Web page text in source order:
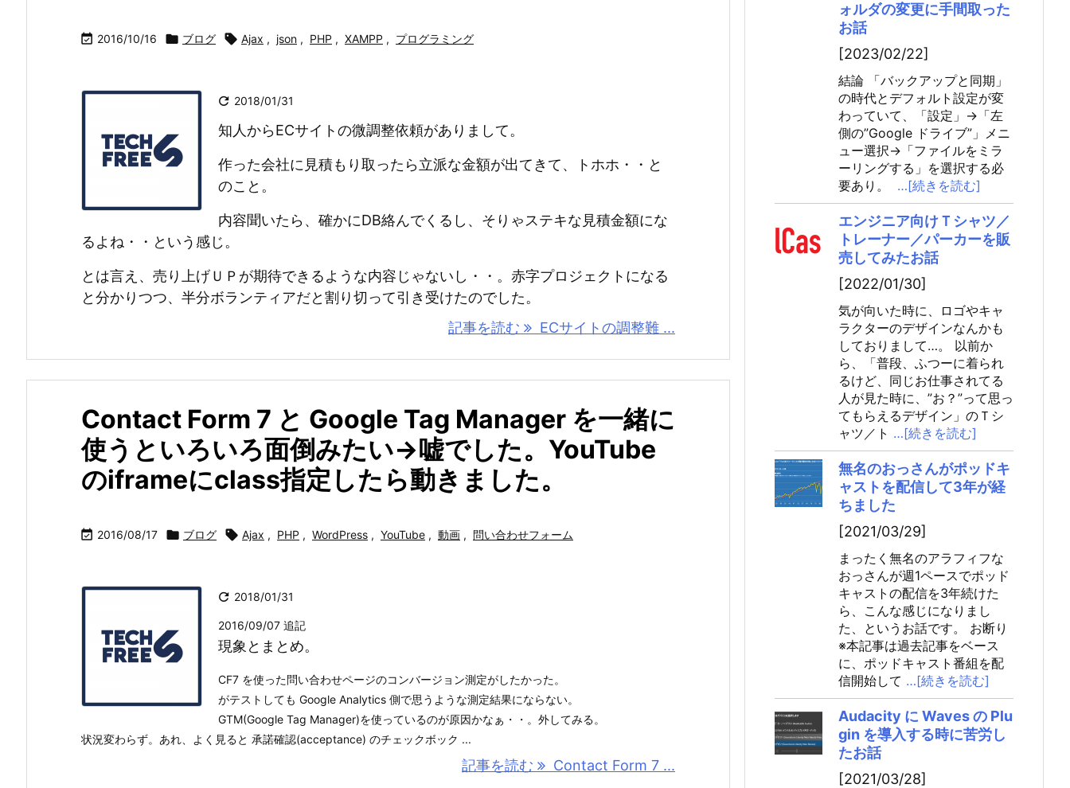
 2016/10/16  ブログ  Ajax , json , PHP , XAMPP , プログラミング
 2018/01/31
知人からECサイトの微調整依頼がありまして。
作った会社に見積もり取ったら立派な金額が出てきて、トホホ・・と
のこと。
内容聞いたら、確かにDB絡んでくるし、そりゃステキな見積金額にな
るよね・・という感じ。
とは言え、売り上げＵＰが期待できるような内容じゃないし・・。赤字プロジェクトになる
と分かりつつ、半分ボランティアだと割り切って引き受けたのでした。
記事を読む
ECサイトの調整難 ...
Contact Form 7 と Google Tag Manager を一緒に
使うといろいろ面倒みたい→嘘でした。YouTube
のiframeにclass指定したら動きました。
 2016/08/17  ブログ  Ajax , PHP , WordPress , YouTube , 動画 , 問い合わせフォーム
 2018/01/31
2016/09/07 追記
現象とまとめ。
CF7 を使った問い合わせページのコンバージョン測定がしたかった。
がテストしても Google Analytics 側で思うような測定結果にならない。
GTM(Google Tag Manager)を使っているのが原因かなぁ・・。外してみる。
状況変わらず。あれ、よく見ると 承諾確認(acceptance) のチェックボック ...
記事を読む Contact Form 7 ...
ォルダの変更に手間取った
お話
[2023/02/22]
結論 「バックアップと同期」
の時代とデフォルト設定が変
わっていて、「設定」→「左
側の”Google ドライブ”」メニ
ュー選択→「ファイルをミラ
ーリングする」を選択する必
要あり。
…[続きを読む]
エンジニア向けＴシャツ／
トレーナー／パーカーを販
売してみたお話
[2022/01/30]
気が向いた時に、ロゴやキャ
ラクターのデザインなんかも
しておりまして…。 以前か
ら、「普段、ふつーに着られ
るけど、同じお仕事されてる
人が見た時に、”お？”って思っ
てもらえるデザイン」のＴシ
ャツ／ト …[続きを読む]
無名のおっさんがポッドキ
ャストを配信して3年が経
ちました
[2021/03/29]
まったく無名のアラフィフな
おっさんが週1ペースでポッド
キャストの配信を3年続けた
ら、こんな感じになりまし
た、というお話です。 お断り
※本記事は過去記事をベース
に、ポッドキャスト番組を配
信開始して …[続きを読む]
Audacity に Waves の Plu
gin を導入する時に苦労し
たお話
[2021/03/28]